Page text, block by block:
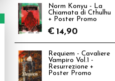
Norm Konyu - La
Chiamata di Cthulhu
+ Poster Promo
€ 14,90
Requiem - Cavaliere
Vampiro Vol.1 -
Resurrezione +
Poster Promo